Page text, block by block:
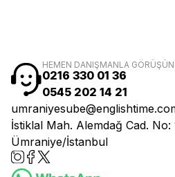
HEMEN DANIŞMANLA GÖRÜŞÜN
0216 330 01 36
0545 202 14 21
İstiklal Mah. Alemdağ Cad. No:
Ümraniye/İstanbul